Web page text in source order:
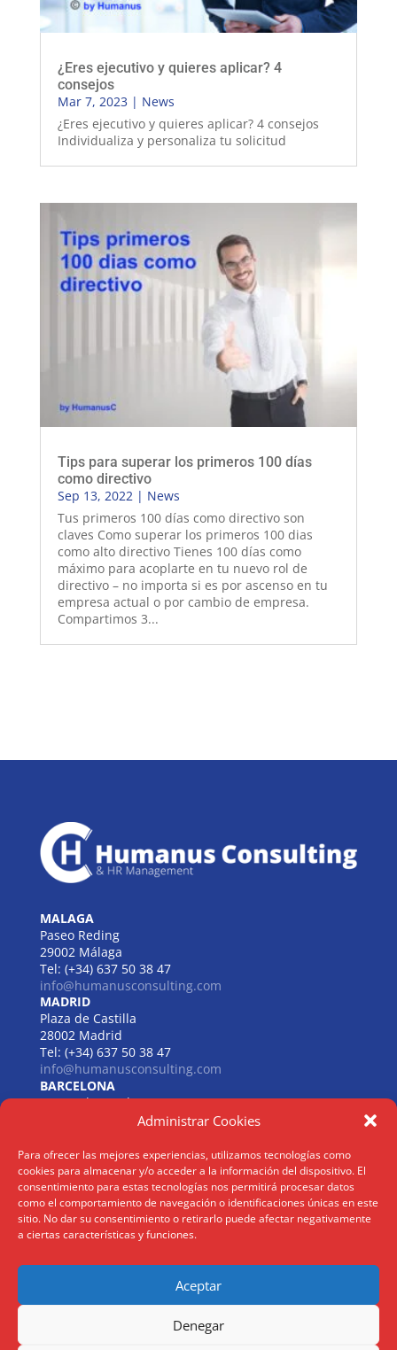
Administrar Cookies
Para ofrecer las mejores experiencias, utilizamos tecnologías como
cookies para almacenar y/o acceder a la información del dispositivo. El
consentimiento para estas tecnologías nos permitirá procesar datos
como el comportamiento de navegación o identificaciones únicas en este
sitio. No dar su consentimiento o retirarlo puede afectar negativamente
a ciertas características y funciones.
Aceptar
Denegar
¿Eres ejecutivo y quieres aplicar? 4
consejos
Mar 7, 2023 | News
¿Eres ejecutivo y quieres aplicar? 4 consejos
Individualiza y personaliza tu solicitud
Tips para superar los primeros 100 días
como directivo
Sep 13, 2022| News
Tus primeros 100 días como directivo son
claves Como superar los primeros 100 dias
como alto directivo Tienes 100 días como
máximo para acoplarte en tu nuevo rol de
directivo – no importa si es por ascenso en tu
empresa actual o por cambio de empresa.
Compartimos 3...
MALAGA
Paseo Reding
29002 Málaga
Tel: (+34) 637 50 38 47
info@humanusconsulting.com
MADRID
Plaza de Castilla
28002 Madrid
Tel: (+34) 637 50 38 47
info@humanusconsulting.com
BARCELONA
Carrer de Beethoven
info@humanusconsulting.com
LISBOA
R. Joaquim António de Aguiar
1070 – 150 Lisboa
Tel: (+34) 952 112 561
info@humanusconsulting.com
Politica Privacidad